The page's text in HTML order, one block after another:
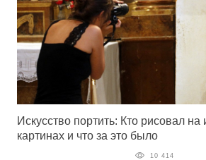
Искусство портить: Кто рисовал на
картинах и что за это было
10 414